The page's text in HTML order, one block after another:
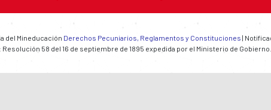
del Mineducación Derechos Pecuniarios, Reglamentos y Constituciones |
58 del 16 de septiembre de 1895 expedida por el Ministerio de Gobierno.